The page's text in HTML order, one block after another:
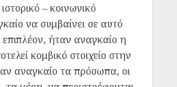
– κοινωνικό
να συμβαίνει σε αυτό
ήταν αναγκαίο η
κομβικό στοιχείο στην
αναγκαίο τα πρόσωπα, οι